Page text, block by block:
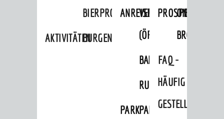
BIERPROBEN
AKTIVITÄTENBURGENERLEBNISSE
ANREISEVERKEHR
(ÖPNV)
BAHNVERKEHR
BUSVERKEHR
RUFTAXI
PARKPARKEN
ONLINE-
FAQ -
HÄUFIG
GESTELLTE